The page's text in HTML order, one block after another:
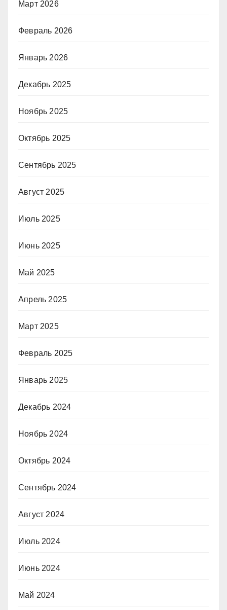
Март 2026
Февраль 2026
Январь 2026
Декабрь 2025
Ноябрь 2025
Октябрь 2025
Сентябрь 2025
Август 2025
Июль 2025
Июнь 2025
Май 2025
Апрель 2025
Март 2025
Февраль 2025
Январь 2025
Декабрь 2024
Ноябрь 2024
Октябрь 2024
Сентябрь 2024
Август 2024
Июль 2024
Июнь 2024
Май 2024